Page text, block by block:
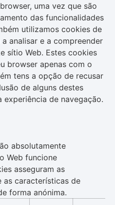
uma vez que são
das funcionalidades
utilizamos cookies de
analisar e a compreender
sítio Web. Estes cookies
browser apenas com o
tens a opção de recusar
de alguns destes
de navegação.
absolutamente
Web funcione
asseguram as
as características de
forma anónima.